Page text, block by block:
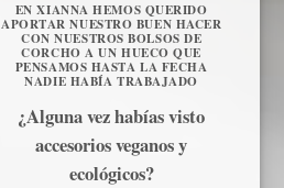
EN XIANNA HEMOS QUERIDO
APORTAR NUESTRO BUEN HACER
CON NUESTROS BOLSOS DE
CORCHO A UN HUECO QUE
PENSAMOS HASTA LA FECHA
NADIE HABÍA TRABAJADO
¿Alguna vez habías visto
accesorios veganos y
ecológicos?